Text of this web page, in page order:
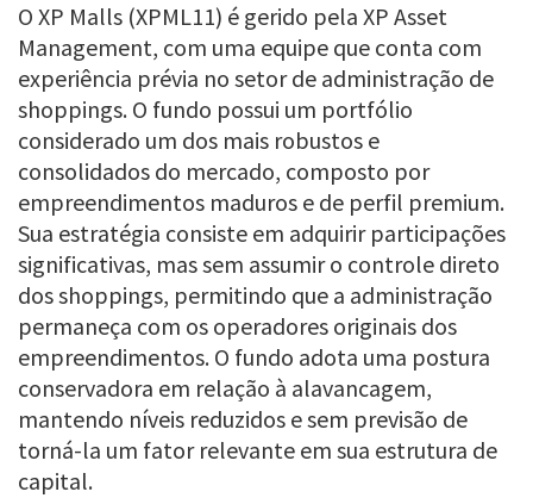
O XP Malls (XPML11) é gerido pela XP Asset
Management, com uma equipe que conta com
experiência prévia no setor de administração de
shoppings. O fundo possui um portfólio
considerado um dos mais robustos e
consolidados do mercado, composto por
empreendimentos maduros e de perfil premium.
Sua estratégia consiste em adquirir participações
significativas, mas sem assumir o controle direto
dos shoppings, permitindo que a administração
permaneça com os operadores originais dos
empreendimentos. O fundo adota uma postura
conservadora em relação à alavancagem,
mantendo níveis reduzidos e sem previsão de
torná-la um fator relevante em sua estrutura de
capital.